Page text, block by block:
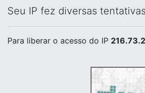
Seu IP fez diversas
Para liberar o acesso do IP